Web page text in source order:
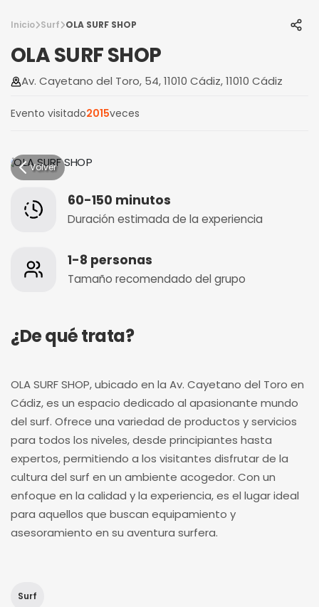
Inicio Surf OLA SURF SHOP
OLA SURF SHOP
Av. Cayetano del Toro, 54, 11010 Cádiz, 11010 Cádiz
Evento visitado2015veces
Volver
60-150 minutos
Duración estimada de la experiencia
1-8 personas
Tamaño recomendado del grupo
¿De qué trata?
OLA SURF SHOP, ubicado en la Av. Cayetano del Toro en
Cádiz, es un espacio dedicado al apasionante mundo
del surf. Ofrece una variedad de productos y servicios
para todos los niveles, desde principiantes hasta
expertos, permitiendo a los visitantes disfrutar de la
cultura del surf en un ambiente acogedor. Con un
enfoque en la calidad y la experiencia, es el lugar ideal
para aquellos que buscan equipamiento y
asesoramiento en su aventura surfera.
Surf